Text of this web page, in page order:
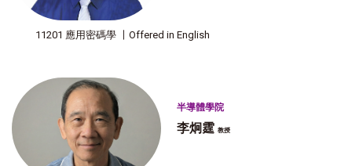
11201 應用密碼學 〡Offered in English
半導體學院
李炯霆 教授